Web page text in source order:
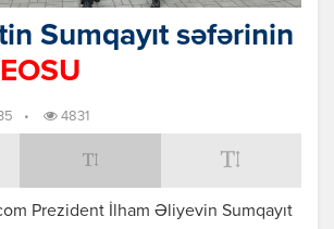
Sumqayıt səfərinin
• 4831
Prezident İlham Əliyevin Sumqayıt